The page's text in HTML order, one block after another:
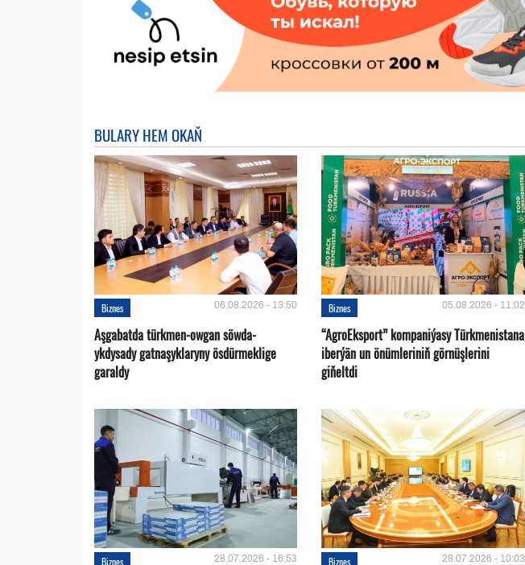
BULARY HEM OKAŇ
Biznes 06.08.2026 - 13:50
Aşgabatda türkmen-owgan söwda-
ykdysady gatnaşyklaryny ösdürmeklige
garaldy
Biznes 05.08.2026 - 11:02
“AgroEksport” kompaniýasy Türkmenistana
iberýän un önümleriniň görnüşlerini
giňeltdi
Biznes 28.07.2026 - 16:53 Biznes 28.07.2026 - 10:03